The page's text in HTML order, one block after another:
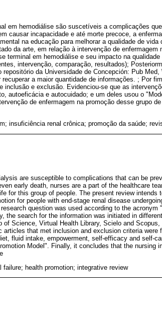
em hemodiálise são suscetíveis a complicações
causar incapacidade e até morte precoce, a
na educação para melhorar a qualidade de vida
da arte, em relação à intervenção de enfermagem
terminal em hemodiálise e seu impacto na qualidade
intervenção, comparação, resultados);
da Universidade de Concepción: Pub
a maior quantidade de informações. ; Por
e exclusão. Evidenciou-se que as
autoeficácia e autocuidado; e um deles usou o
de enfermagem na promoção desse grupo
insuficiência renal crônica; promoção da saúde;
are susceptible to complications that can be
early death, nurses are a part of the healthcare
for this group of people. The present review intends
for people with end-stage renal disease
question was used according to the acronym
the search for the information was initiated in
Science, Virtual Health Library, Scielo and
that met inclusion and exclusion criteria were
fluid intake, empowerment, self-efficacy and self-
Model". Finally, it concludes that the nursing
health promotion; integrative review